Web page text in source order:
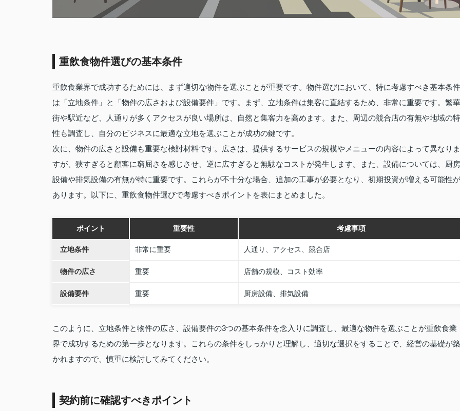
重飲食物件選びの基本条件
重飲食業界で成功するためには、まず適切な物件を選ぶことが重要です。物件選びにおいて、特に考慮すべき基本条件
は「立地条件」と「物件の広さおよび設備要件」です。まず、立地条件は集客に直結するため、非常に重要です。繁華
街や駅近など、人通りが多くアクセスが良い場所は、自然と集客力を高めます。また、周辺の競合店の有無や地域の特
性も調査し、自分のビジネスに最適な立地を選ぶことが成功の鍵です。
次に、物件の広さと設備も重要な検討材料です。広さは、提供するサービスの規模やメニューの内容によって異なりま
すが、狭すぎると顧客に窮屈さを感じさせ、逆に広すぎると無駄なコストが発生します。また、設備については、厨房
設備や排気設備の有無が特に重要です。これらが不十分な場合、追加の工事が必要となり、初期投資が増える可能性が
あります。以下に、重飲食物件選びで考慮すべきポイントを表にまとめました。
ポイント 重要性 考慮事項
立地条件 非常に重要 人通り、アクセス、競合店
物件の広さ 重要 店舗の規模、コスト効率
設備要件 重要 厨房設備、排気設備
このように、立地条件と物件の広さ、設備要件の3つの基本条件を念入りに調査し、最適な物件を選ぶことが重飲食業
界で成功するための第一歩となります。これらの条件をしっかりと理解し、適切な選択をすることで、経営の基礎が築
かれますので、慎重に検討してみてください。
契約前に確認すべきポイント